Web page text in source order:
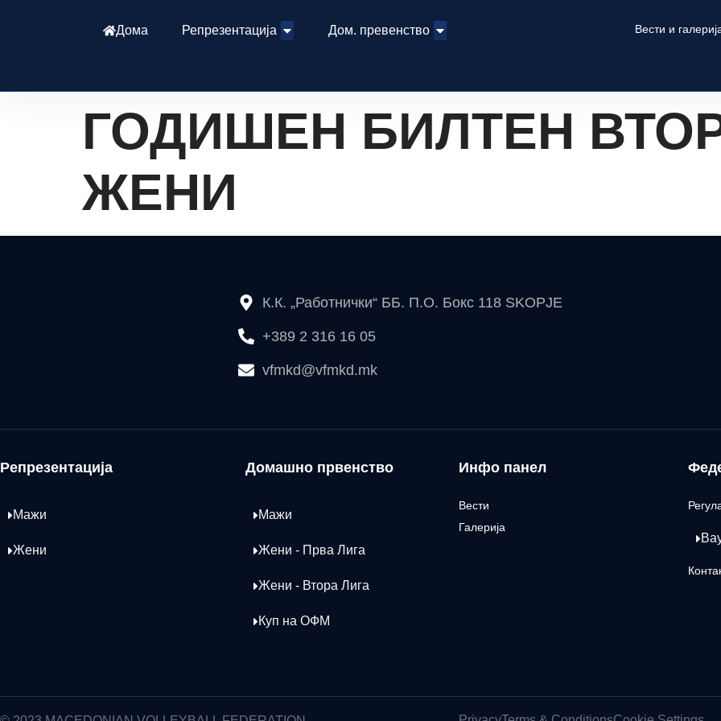
Дома Репрезентација Дом. превенство Вести и
ГОДИШЕН БИЛТЕН
ЖЕНИ
К.К. „Работнички“ ББ. П.О. Бокс 118 SKOPJE
+389 2 316 16 05
vfmkd@vfmkd.mk
Репрезентација
Мажи
Жени
Домашно првенство
Мажи
Жени - Прва Лига
Жени - Втора Лига
Куп на ОФМ
Инфо панел
Вести
Галерија